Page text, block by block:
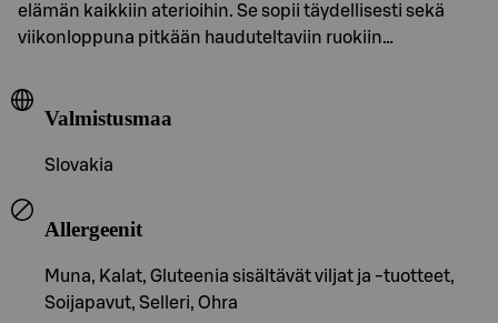
elämän kaikkiin aterioihin. Se sopii täydellisesti sekä
viikonloppuna pitkään hauduteltaviin ruokiin…
Valmistusmaa
Slovakia
Allergeenit
Muna, Kalat, Gluteenia sisältävät viljat ja -tuotteet,
Soijapavut, Selleri, Ohra